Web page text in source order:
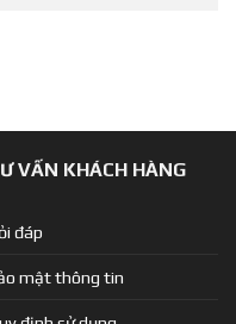
VẤN KHÁCH HÀNG
đáp
mật thông tin